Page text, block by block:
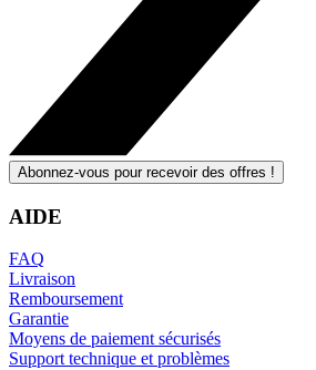
Abonnez-vous pour recevoir des offres !
AIDE
FAQ
Livraison
Remboursement
Garantie
Moyens de paiement sécurisés
Support technique et problèmes